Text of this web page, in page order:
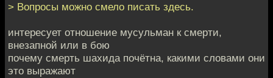
> Вопросы можно смело писать здесь.
интересует отношение мусульман к смерти,
внезапной или в бою
почему смерть шахида почётна, какими словами они
это выражают